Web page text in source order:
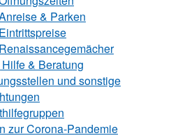
& Parken
Eintrittspreise
Renaissancegemächer
& Be‍ra‍tung
und sonstige
zur Corona-Pandemie